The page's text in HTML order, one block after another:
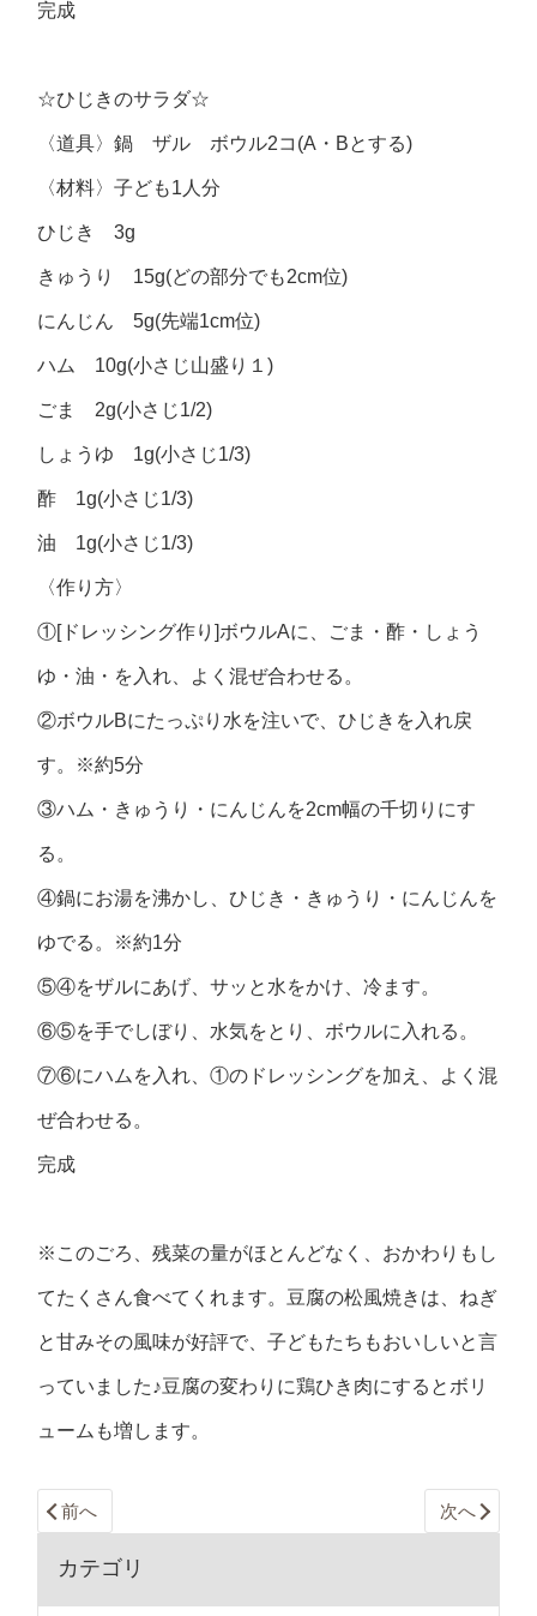
完成
☆ひじきのサラダ☆
〈道具〉鍋 ザル ボウル2コ(A・Bとする)
〈材料〉子ども1人分
ひじき 3g
きゅうり 15g(どの部分でも2cm位)
にんじん 5g(先端1cm位)
ハム 10g(小さじ山盛り１)
ごま 2g(小さじ1/2)
しょうゆ 1g(小さじ1/3)
酢 1g(小さじ1/3)
油 1g(小さじ1/3)
〈作り方〉
①[ドレッシング作り]ボウルAに、ごま・酢・しょう
ゆ・油・を入れ、よく混ぜ合わせる。
②ボウルBにたっぷり水を注いで、ひじきを入れ戻
す。※約5分
③ハム・きゅうり・にんじんを2cm幅の千切りにす
る。
④鍋にお湯を沸かし、ひじき・きゅうり・にんじんを
ゆでる。※約1分
⑤④をザルにあげ、サッと水をかけ、冷ます。
⑥⑤を手でしぼり、水気をとり、ボウルに入れる。
⑦⑥にハムを入れ、①のドレッシングを加え、よく混
ぜ合わせる。
完成
※このごろ、残菜の量がほとんどなく、おかわりもし
てたくさん食べてくれます。豆腐の松風焼きは、ねぎ
と甘みその風味が好評で、子どもたちもおいしいと言
っていました♪豆腐の変わりに鶏ひき肉にするとボリ
ュームも増します。
前へ 次へ
カテゴリ